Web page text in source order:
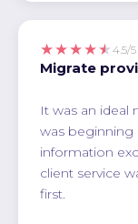
★★★★★ 4.5/5
Migrate
It was an ideal
was beginning
information
client service
first.